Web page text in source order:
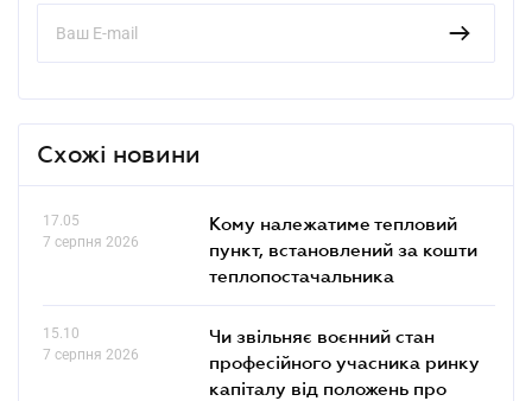
Схожі новини
17.05
7 серпня 2026
Кому належатиме тепловий
пункт, встановлений за кошти
теплопостачальника
15.10
7 серпня 2026
Чи звільняє воєнний стан
професійного учасника ринку
капіталу від положень про